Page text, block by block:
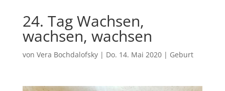
24. Tag Wachsen,
wachsen, wachsen
von Vera Bochdalofsky| Do. 14. Mai 2020| Geburt